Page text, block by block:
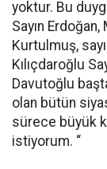
yoktur. Bu
Sayın
Kurtulmuş,
Kılıçdaroğlu
Davutoğlu
olan bütün
sürece büyük
istiyorum. “